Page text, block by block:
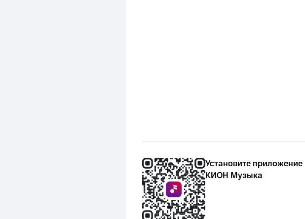
Установите приложение
КИОН Музыка